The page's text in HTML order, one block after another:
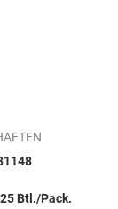
25 Btl./Pack.